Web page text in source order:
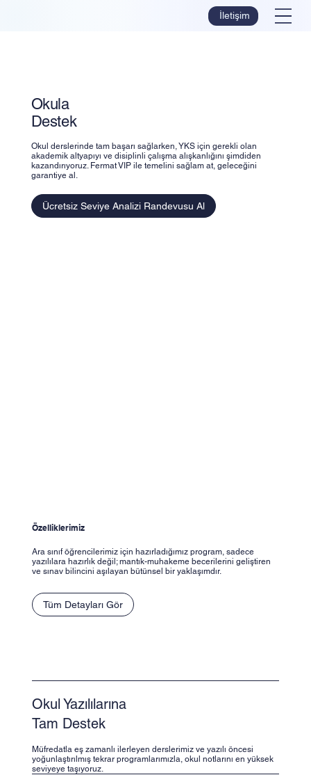
İletişim
Okula
Destek
Okul derslerinde tam başarı sağlarken, YKS için gerekli olan
akademik altyapıyı ve disiplinli çalışma alışkanlığını şimdiden
kazandırıyoruz. Fermat VIP ile temelini sağlam at, geleceğini
garantiye al.
Ücretsiz Seviye Analizi Randevusu Al
Özelliklerimiz
Ara sınıf öğrencilerimiz için hazırladığımız program, sadece
yazılılara hazırlık değil; mantık-muhakeme becerilerini geliştiren
ve sınav bilincini aşılayan bütünsel bir yaklaşımdır.
Tüm Detayları Gör
Okul Yazılılarına
Tam Destek
Müfredatla eş zamanlı ilerleyen derslerimiz ve yazılı öncesi
yoğunlaştırılmış tekrar programlarımızla, okul notlarını en yüksek
seviyeye taşıyoruz.